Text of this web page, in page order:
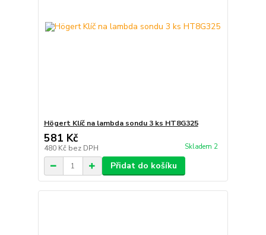
Högert Klíč na lambda sondu 3 ks HT8G325
581 Kč
480 Kč bez DPH Skladem 2
Přidat do košíku